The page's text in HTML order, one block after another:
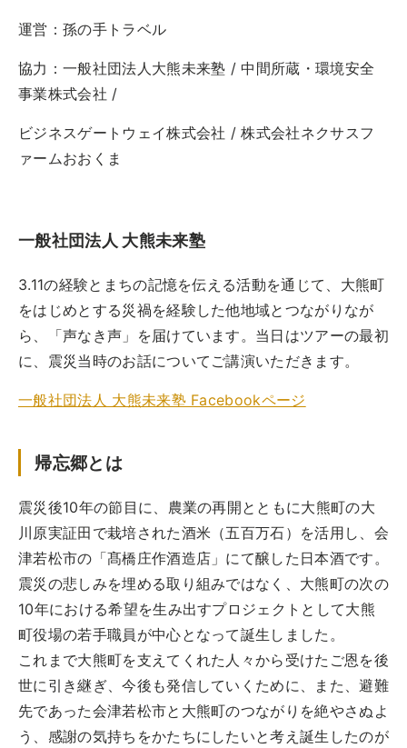
運営：孫の手トラベル
協力：一般社団法人大熊未来塾 / 中間所蔵・環境安全
事業株式会社 /
ビジネスゲートウェイ株式会社 / 株式会社ネクサスフ
ァームおおくま
一般社団法人 大熊未来塾
3.11の経験とまちの記憶を伝える活動を通じて、大熊町
をはじめとする災禍を経験した他地域とつながりなが
ら、「声なき声」を届けています。当日はツアーの最初
に、震災当時のお話についてご講演いただきます。
一般社団法人 大熊未来塾 Facebookページ
帰忘郷とは
震災後10年の節目に、農業の再開とともに大熊町の大
川原実証田で栽培された酒米（五百万石）を活用し、会
津若松市の「髙橋庄作酒造店」にて醸した日本酒です。
震災の悲しみを埋める取り組みではなく、大熊町の次の
10年における希望を生み出すプロジェクトとして大熊
町役場の若手職員が中心となって誕生しました。
これまで大熊町を支えてくれた人々から受けたご恩を後
世に引き継ぎ、今後も発信していくために、また、避難
先であった会津若松市と大熊町のつながりを絶やさぬよ
う、感謝の気持ちをかたちにしたいと考え誕生したのが